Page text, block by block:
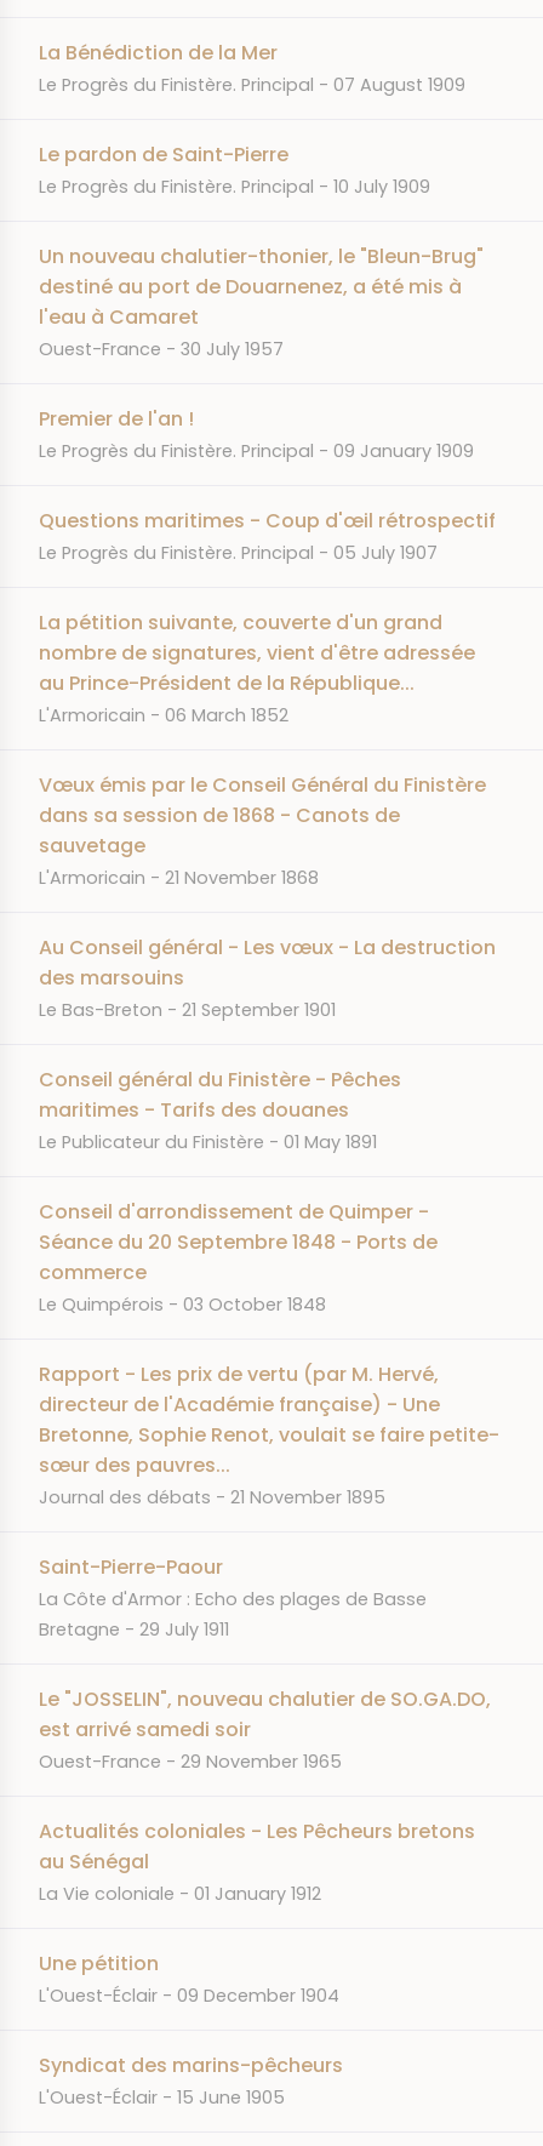
La Bénédiction de la Mer
JOURNAL
Le Progrès du Finistère. Principal DATE
07 August 1909
Le pardon de Saint-Pierre
JOURNAL
Le Progrès du Finistère. Principal DATE
10 July 1909
Un nouveau chalutier-thonier, le "Bleun-Brug"
destiné au port de Douarnenez, a été mis à
l'eau à Camaret
JOURNAL
Ouest-France DATE
30 July 1957
Premier de l'an !
JOURNAL
Le Progrès du Finistère. Principal DATE
09 January 1909
Questions maritimes - Coup d'œil rétrospectif
JOURNAL
Le Progrès du Finistère. Principal DATE
05 July 1907
La pétition suivante, couverte d'un grand
nombre de signatures, vient d'être adressée
au Prince-Président de la République...
JOURNAL
L'Armoricain DATE
06 March 1852
Vœux émis par le Conseil Général du Finistère
dans sa session de 1868 - Canots de
sauvetage
JOURNAL
L'Armoricain DATE
21 November 1868
Au Conseil général - Les vœux - La destruction
des marsouins
JOURNAL
Le Bas-Breton DATE
21 September 1901
Conseil général du Finistère - Pêches
maritimes - Tarifs des douanes
JOURNAL
Le Publicateur du Finistère DATE
01 May 1891
Conseil d'arrondissement de Quimper -
Séance du 20 Septembre 1848 - Ports de
commerce
JOURNAL
Le Quimpérois DATE
03 October 1848
Rapport - Les prix de vertu (par M. Hervé,
directeur de l'Académie française) - Une
Bretonne, Sophie Renot, voulait se faire petite-
sœur des pauvres...
JOURNAL
Journal des débats DATE
21 November 1895
Saint-Pierre-Paour
JOURNAL
La Côte d'Armor : Echo des plages de Basse
Bretagne
DATE
29 July 1911
Le "JOSSELIN", nouveau chalutier de SO.GA.DO,
est arrivé samedi soir
JOURNAL
Ouest-France DATE
29 November 1965
Actualités coloniales - Les Pêcheurs bretons
au Sénégal
JOURNAL
La Vie coloniale DATE
01 January 1912
Une pétition
JOURNAL
L'Ouest-Éclair DATE
09 December 1904
Syndicat des marins-pêcheurs
JOURNAL
L'Ouest-Éclair DATE
15 June 1905